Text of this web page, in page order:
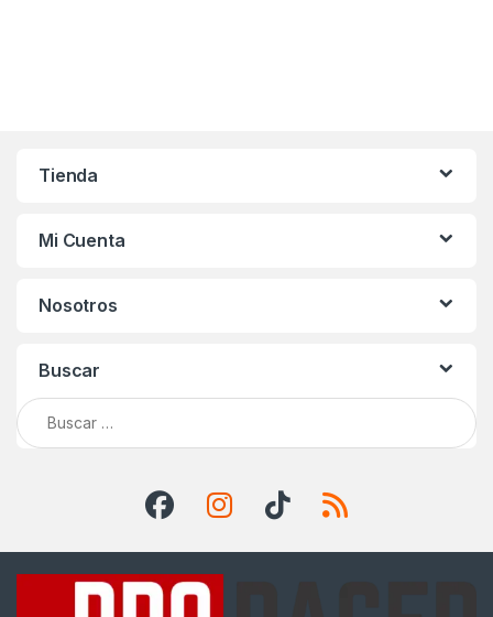
Tienda
Mi Cuenta
Nosotros
Buscar
Buscar: